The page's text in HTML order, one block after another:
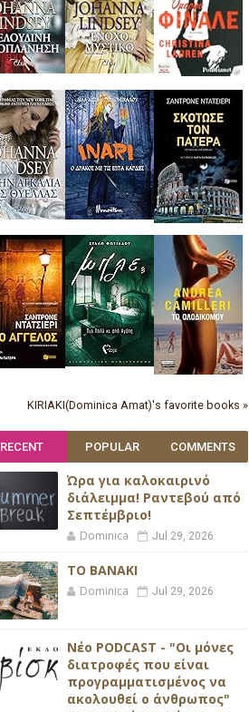
KIRIAKI(Dominica Amat)'s favorite books »
RECENT POPULAR COMMENTS
Ώρα για καλοκαιρινό
διάλειμμα! Ραντεβού από
Σεπτέμβριο!
Dominica Jul 29, 2026
ΤΟ ΒΑΝΑΚΙ
Dominica Jul 29, 2026
Νέο PODCAST - "Οι μόνες
διατροφές που είναι
προγραμματισμένος να
ακολουθεί ο άνθρωπος"